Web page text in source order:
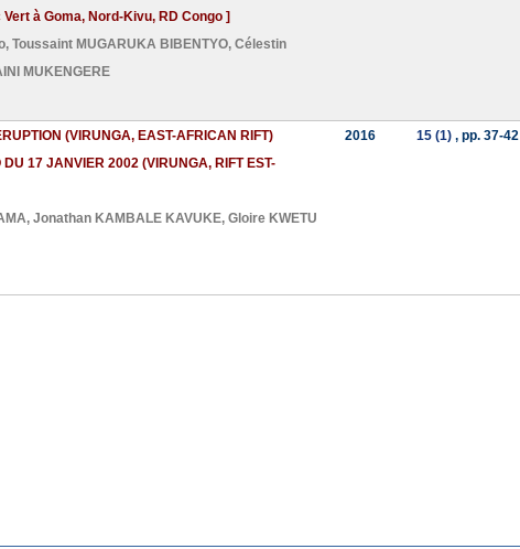
à Goma, Nord-Kivu, RD Congo ]
, Toussaint MUGARUKA BIBENTYO, Célestin
MUKENGERE
(VIRUNGA, EAST-AFRICAN RIFT)
17 JANVIER 2002 (VIRUNGA, RIFT EST-
, Jonathan KAMBALE KAVUKE, Gloire KWETU
2016 15 (1), pp. 37-42